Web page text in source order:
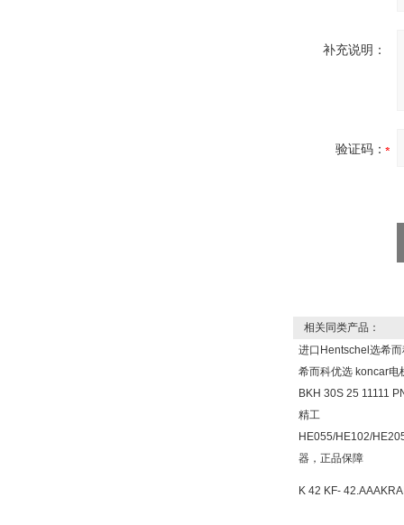
补充说明：
验证码：
相关同类产品：
进口Hentschel选希
希而科优选 koncar电
BKH 30S 25 11111
精工
HE055/HE102/
器，正品保障
K 42 KF-